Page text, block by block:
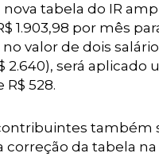
nova tabela do IR
1.903,98 por mês para
valor de dois
2.640), será aplicado
528.
também
correção da tabela na